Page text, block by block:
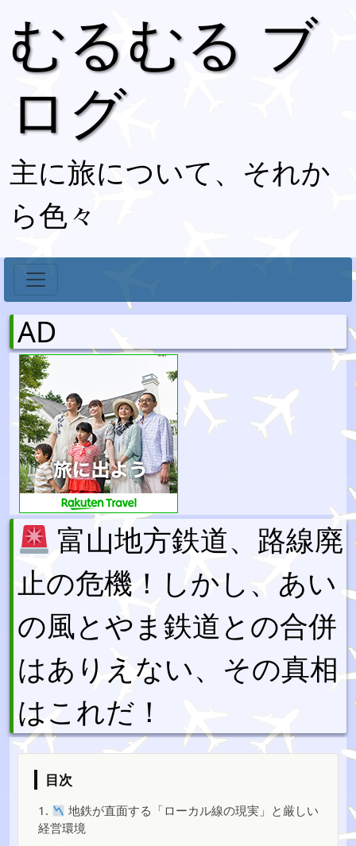
むるむる ブ
ログ
主に旅について、それか
ら色々
AD
富山地方鉄道、路線廃
止の危機！しかし、あい
の風とやま鉄道との合併
はありえない、その真相
はこれだ！
目次
1.
地鉄が直面する「ローカル線の現実」と厳しい
経営環境